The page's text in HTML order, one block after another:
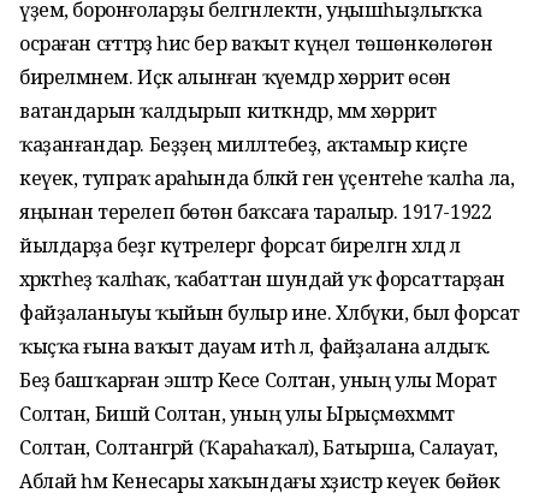
үҙем, боронғоларҙы белгәнлектән, уңышһыҙлыҡҡа
осраған сәғәттәрҙә һис бер ваҡыт күңел төшөнкөлөгөнә
бирелмәнем. Иҫкә алынған ҡәүемдәр хөрриәт өсөн
ватандарын ҡалдырып киткәндәр, әммә хөрриәт
ҡаҙанғандар. Беҙҙең милләтебеҙ, аҡтамыр киҫәге
кеүек, тупраҡ араһында бәләкәй генә үҫентеһе ҡалһа ла,
яңынан терелеп бөтөн баҡсаға таралыр. 1917-1922
йылдарҙа беҙгә күтәрелергә форсат бирелгән хәлдә лә
хәрәкәтһеҙ ҡалһаҡ, ҡабаттан шундай уҡ форсаттарҙан
файҙаланыуы ҡыйын булыр ине. Хәлбүки, был форсат
ҡыҫҡа ғына ваҡыт дауам итһә лә, файҙалана алдыҡ.
Беҙ башҡарған эштәр Кесе Солтан, уның улы Морат
Солтан, Бишәй Солтан, уның улы Ырыҫмөхәммәт
Солтан, Солтангәрәй (Ҡараһаҡал), Батырша, Салауат,
Аблай һәм Кенесары хаҡындағы хәҙистәр кеүек бөйөк